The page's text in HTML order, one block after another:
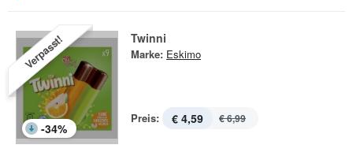
Verpasst!
-34%
Twinni
Marke: Eskimo
Preis: € 4,59 € 6,99